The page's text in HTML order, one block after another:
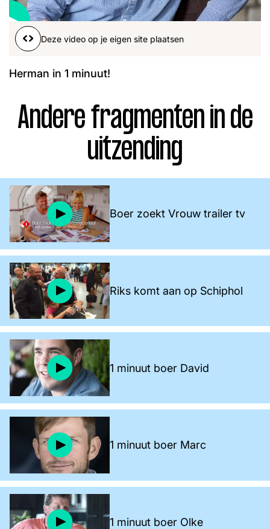
Word lid
John Julius Martijn
Nieuws Nieuwsbrief
Deze video op je eigen site plaatsen
Herman in 1 minuut!
Andere fragmenten in de
uitzending
Boer zoekt Vrouw trailer tv
Riks komt aan op Schiphol
1 minuut boer David
1 minuut boer Marc
1 minuut boer Olke